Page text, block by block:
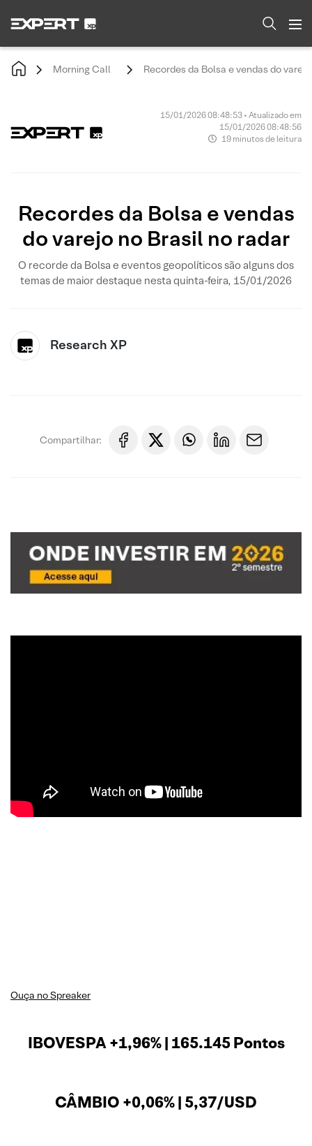
Morning Call Recordes da Bolsa e vendas do
15/01/2026 08:48:53 • Atualizado em
15/01/2026 08:48:56
19 minutos de leitura
Recordes da Bolsa e vendas
do varejo no Brasil no radar
O recorde da Bolsa e eventos geopolíticos são alguns dos
temas de maior destaque nesta quinta-feira, 15/01/2026
Research XP
Compartilhar:
Ouça no Spreaker
IBOVESPA +1,96% | 165.145 Pontos
CÂMBIO +0,06% | 5,37/USD